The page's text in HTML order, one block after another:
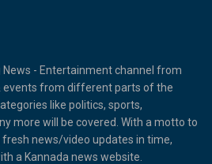
- Entertainment channel from
events from different parts of the
like politics, sports,
more will be covered. With a motto to
news/video updates in time,
a Kannada news website.